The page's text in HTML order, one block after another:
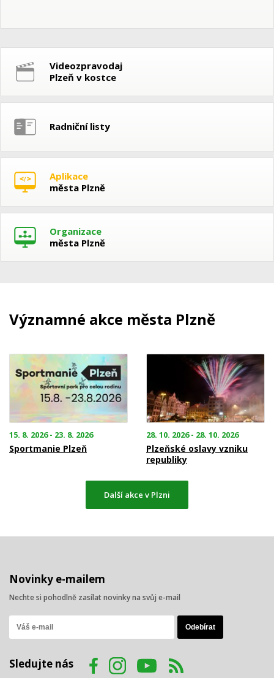
Videozpravodaj
Plzeň v kostce
Radniční listy
Aplikace
města Plzně
Organizace
města Plzně
Významné akce města Plzně
15. 8. 2026 - 23. 8. 2026
Sportmanie Plzeň
28. 10. 2026 - 28. 10. 2026
Plzeňské oslavy vzniku
republiky
Další akce v Plzni
Novinky e-mailem
Nechte si pohodlně zasílat novinky na svůj e-mail
Sledujte nás